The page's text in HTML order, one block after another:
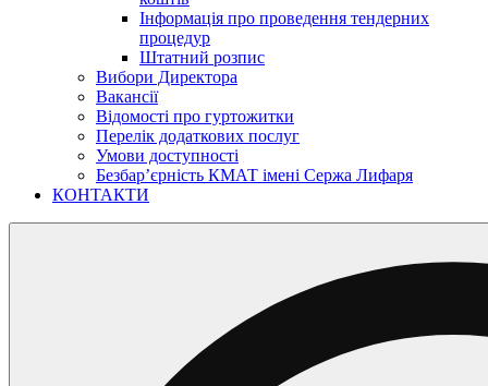
Інформація про проведення тендерних
процедур
Штатний розпис
Вибори Директора
Вакансії
Відомості про гуртожитки
Перелік додаткових послуг
Умови доступності
Безбар’єрність КМАТ імені Сержа Лифаря
КОНТАКТИ